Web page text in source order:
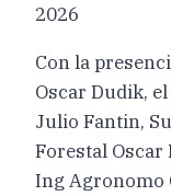
2026
Con la
Oscar Dudik,
Julio Fantin,
Forestal Oscar
Ing Agronomo